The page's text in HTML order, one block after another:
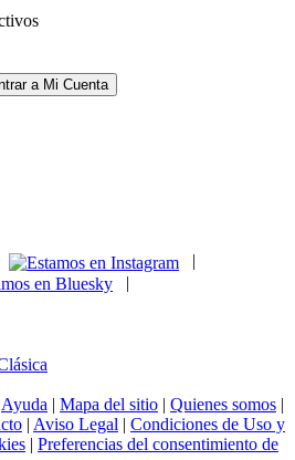
a Mi Cuenta
|
Ayuda | Mapa del sitio | Quienes somos |
| Aviso Legal | Condiciones de Uso y
| Preferencias del consentimiento de